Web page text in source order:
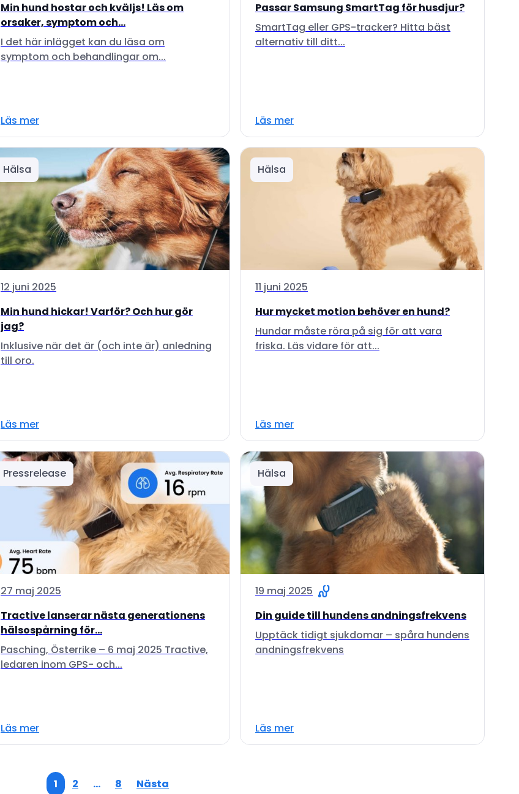
Min hund hostar och kväljs! Läs om
orsaker, symptom och...
I det här inlägget kan du läsa om
symptom och behandlingar om...
Läs mer
Passar Samsung SmartTag för husdjur?
SmartTag eller GPS-tracker? Hitta bäst
alternativ till ditt...
Läs mer
Hälsa
12 juni 2025
Min hund hickar! Varför? Och hur gör
jag?
Inklusive när det är (och inte är) anledning
till oro.
Läs mer
Hälsa
11 juni 2025
Hur mycket motion behöver en hund?
Hundar måste röra på sig för att vara
friska. Läs vidare för att...
Läs mer
Pressrelease
27 maj 2025
Tractive lanserar nästa generationens
hälsospårning för...
Pasching, Österrike – 6 maj 2025 Tractive,
ledaren inom GPS- och...
Läs mer
Hälsa
19 maj 2025
Din guide till hundens andningsfrekvens
Upptäck tidigt sjukdomar – spåra hundens
andningsfrekvens
Läs mer
1 2 … 8 Nästa